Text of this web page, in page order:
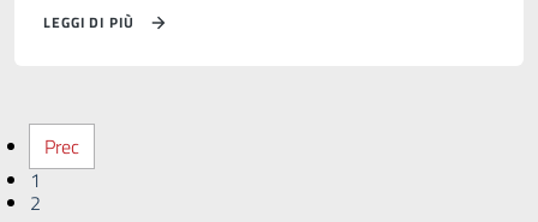
LEGGI DI PIÙ
Prec
1
2